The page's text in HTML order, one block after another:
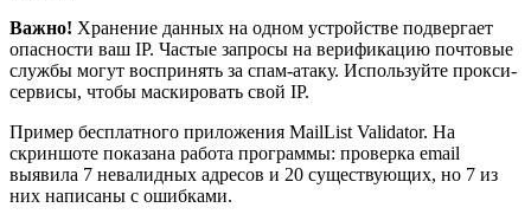
Важно! Хранение данных на одном устройстве подвергает
опасности ваш IP. Частые запросы на верификацию почтовые
службы могут воспринять за спам-атаку. Используйте прокси-
сервисы, чтобы маскировать свой IP.
Пример бесплатного приложения MailList Validator. На
скриншоте показана работа программы: проверка email
выявила 7 невалидных адресов и 20 существующих, но 7 из
них написаны с ошибками.